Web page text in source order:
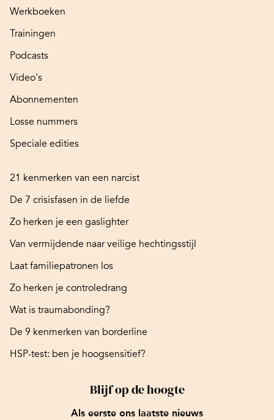
Werkboeken
Trainingen
Podcasts
Video's
Abonnementen
Losse nummers
Speciale edities
21 kenmerken van een narcist
De 7 crisisfasen in de liefde
Zo herken je een gaslighter
Van vermijdende naar veilige hechtingsstijl
Laat familiepatronen los
Zo herken je controledrang
Wat is traumabonding?
De 9 kenmerken van borderline
HSP-test: ben je hoogsensitief?
Blijf op de hoogte
Als eerste ons laatste nieuws